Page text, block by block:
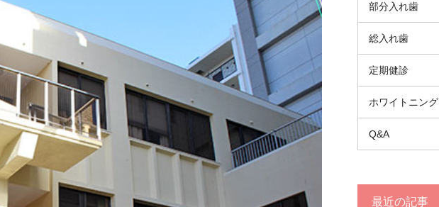
部分入れ歯
総入れ歯
定期健診
ホワイトニング
Q&A
最近の記事